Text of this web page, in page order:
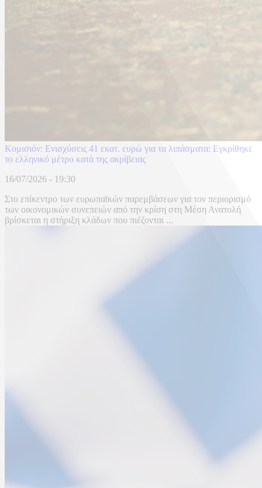
Κομισιόν: Ενισχύσεις 41 εκατ. ευρώ για τα λιπάσματα: Εγκρίθηκε
το ελληνικό μέτρο κατά της ακρίβειας
16/07/2026 - 19:30
Στο επίκεντρο των ευρωπαϊκών παρεμβάσεων για τον περιορισμό
των οικονομικών συνεπειών από την κρίση στη Μέση Ανατολή
βρίσκεται η στήριξη κλάδων που πιέζονται ...